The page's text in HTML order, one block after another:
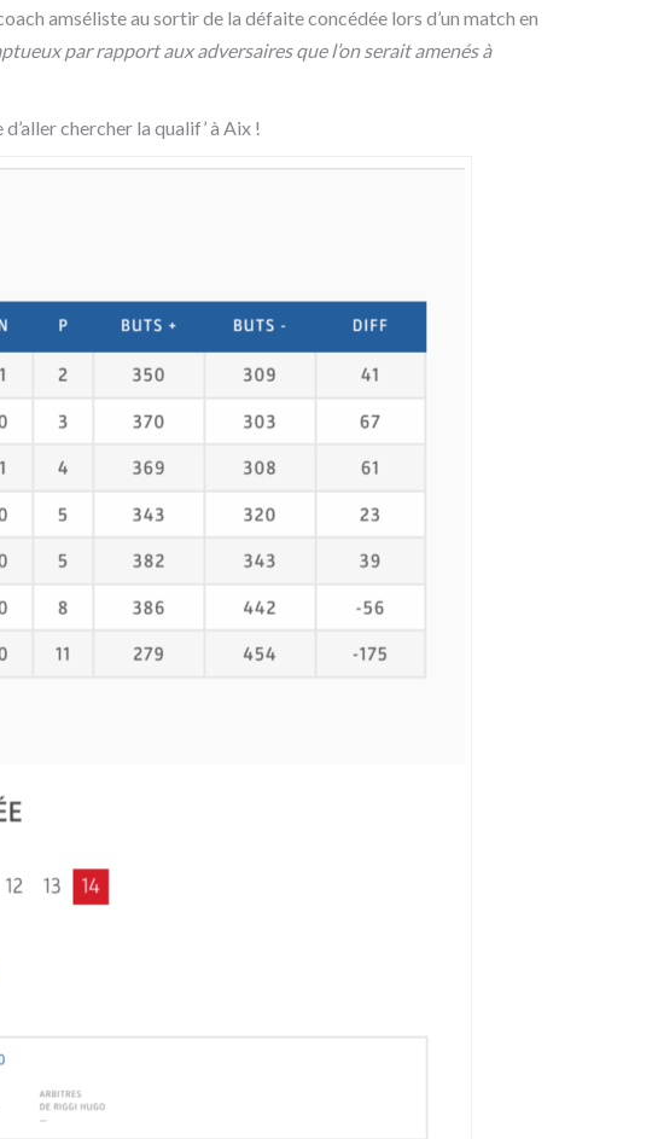
amséliste au sortir de la défaite concédée lors d’un match en
par rapport aux adversaires que l’on serait amenés à
chercher la qualif’ à Aix !